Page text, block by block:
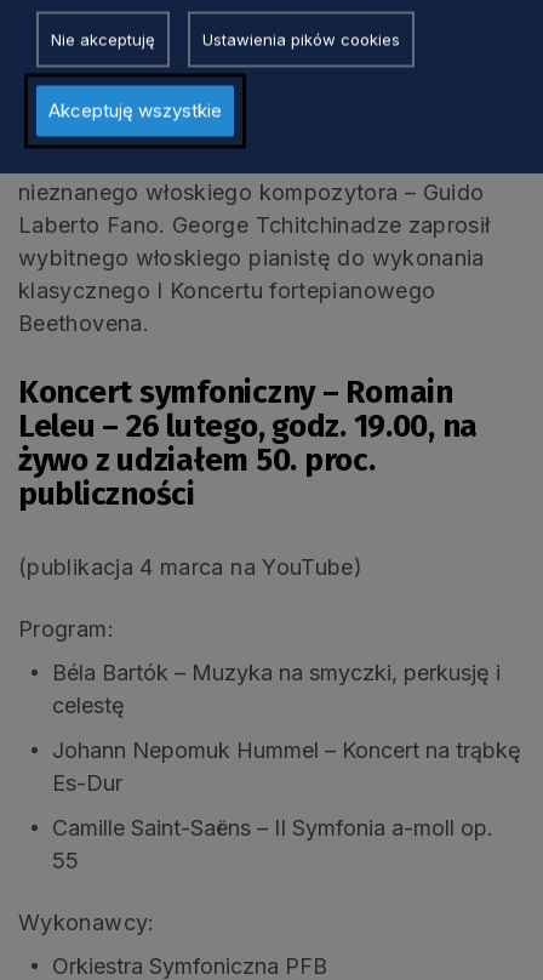
włoskim artystą, który nagrał wszystkie dzieła
Chopina. Oprócz tego w jego dyskografii
znajdziemy Wariacje Goldbergowskie i oba
tomy Das Wohltemperierte Klavier Bacha,
nieznanego włoskiego kompozytora – Guido
Laberto Fano. George Tchitchinadze zaprosił
wybitnego włoskiego pianistę do wykonania
klasycznego I Koncertu fortepianowego
Beethovena.
Koncert symfoniczny – Romain
Leleu – 26 lutego, godz. 19.00, na
żywo z udziałem 50. proc.
publiczności
(publikacja 4 marca na YouTube)
Program:
Béla Bartók – Muzyka na smyczki, perkusję i
celestę
Johann Nepomuk Hummel – Koncert na trąbkę
Es-Dur
Camille Saint-Saëns – II Symfonia a-moll op.
55
Wykonawcy:
Orkiestra Symfoniczna PFB
Nie akceptuję Ustawienia pików cookies
Akceptuję wszystkie